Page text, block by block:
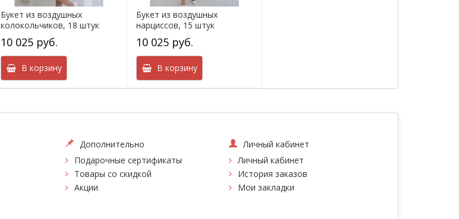
Букет из воздушных
колокольчиков, 18 штук
10 025 руб.
В корзину
Букет из воздушных
нарциссов, 15 штук
10 025 руб.
В корзину
Дополнительно
Подарочные сертификаты
Товары со скидкой
Акции
Личный кабинет
Личный кабинет
История заказов
Мои закладки